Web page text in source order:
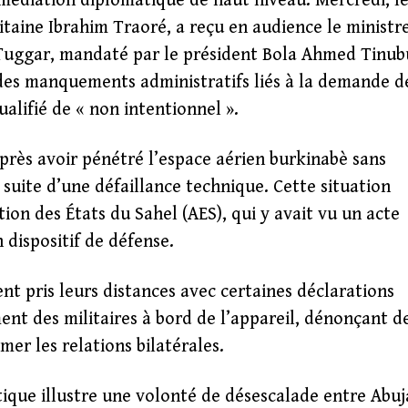
Ibrahim Traoré, a reçu en audience le
mandaté par le président Bola Ahmed
manquements administratifs liés à la demande
de « non intentionnel ».
avoir pénétré l’espace aérien burkinabè sans
d’une défaillance technique. Cette situation
des États du Sahel (AES), qui y avait vu un acte
de défense.
pris leurs distances avec certaines déclarations
des militaires à bord de l’appareil, dénonçant
les relations bilatérales.
illustre une volonté de désescalade entre